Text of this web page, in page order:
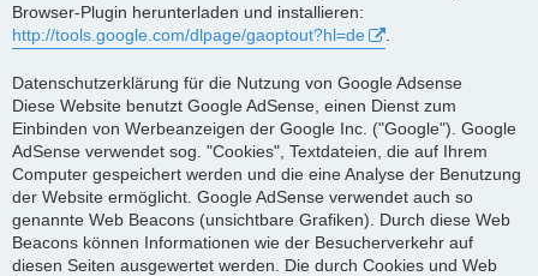
Browser-Plugin herunterladen und installieren:
http://tools.google.com/dlpage/gaoptout?hl=de
Datenschutzerklärung für die Nutzung von Google Adsense
Diese Website benutzt Google AdSense, einen Dienst zum
Einbinden von Werbeanzeigen der Google Inc. ("Google"). Google
AdSense verwendet sog. "Cookies", Textdateien, die auf Ihrem
Computer gespeichert werden und die eine Analyse der Benutzung
der Website ermöglicht. Google AdSense verwendet auch so
genannte Web Beacons (unsichtbare Grafiken). Durch diese Web
Beacons können Informationen wie der Besucherverkehr auf
diesen Seiten ausgewertet werden. Die durch Cookies und Web